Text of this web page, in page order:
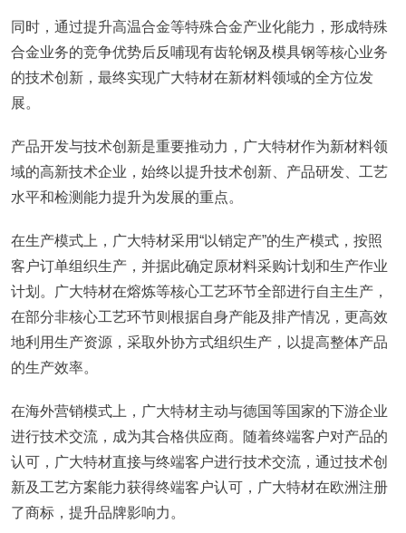
同时，通过提升高温合金等特殊合金产业化能力，形成特殊
合金业务的竞争优势后反哺现有齿轮钢及模具钢等核心业务
的技术创新，最终实现广大特材在新材料领域的全方位发
展。
产品开发与技术创新是重要推动力，广大特材作为新材料领
域的高新技术企业，始终以提升技术创新、产品研发、工艺
水平和检测能力提升为发展的重点。
在生产模式上，广大特材采用“以销定产”的生产模式，按照
客户订单组织生产，并据此确定原材料采购计划和生产作业
计划。广大特材在熔炼等核心工艺环节全部进行自主生产，
在部分非核心工艺环节则根据自身产能及排产情况，更高效
地利用生产资源，采取外协方式组织生产，以提高整体产品
的生产效率。
在海外营销模式上，广大特材主动与德国等国家的下游企业
进行技术交流，成为其合格供应商。随着终端客户对产品的
认可，广大特材直接与终端客户进行技术交流，通过技术创
新及工艺方案能力获得终端客户认可，广大特材在欧洲注册
了商标，提升品牌影响力。